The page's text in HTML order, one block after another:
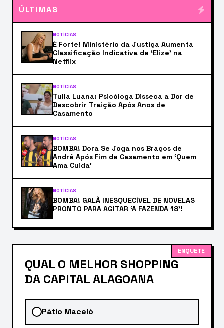
ÚLTIMAS
NOTÍCIAS
É Forte! Ministério da Justiça Aumenta
Classificação Indicativa de ‘Elize’ na
Netflix
NOTÍCIAS
Tulla Luana: Psicóloga Disseca a Dor de
Descobrir Traição Após Anos de
Casamento
NOTÍCIAS
BOMBA! Dora Se Joga nos Braços de
André Após Fim de Casamento em ‘Quem
Ama Cuida’
NOTÍCIAS
BOMBA! GALÃ INESQUECÍVEL DE NOVELAS
PRONTO PARA AGITAR ‘A FAZENDA 18’!
ENQUETE
QUAL O MELHOR SHOPPING
DA CAPITAL ALAGOANA
Pátio Maceió